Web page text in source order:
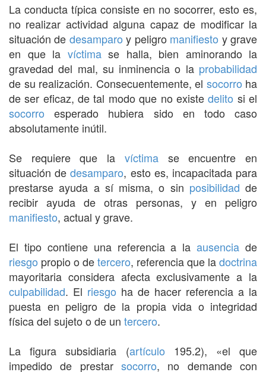
La conducta típica consiste en no socorrer, esto es,
no realizar actividad alguna capaz de modificar la
situación de desamparo y peligro manifiesto y grave
en que la víctimase halla, bien aminorando la
gravedad del mal, su inminencia o la probabilidad
de su realización. Consecuentemente, el socorro ha
de ser eficaz, de tal modo que no existedelito si el
socorro esperado hubiera sido en todo caso
absolutamente inútil.
Se requiere que la víctimase encuentre en
situación dedesamparo, esto es, incapacitada para
prestarse ayuda a sí misma, o sin posibilidad de
recibir ayuda de otras personas, y en peligro
manifiesto, actual y grave.
El tipo contiene una referencia a laausencia de
riesgo propio o detercero, referencia que ladoctrina
mayoritaria considera afecta exclusivamente a la
culpabilidad. El riesgo ha de hacer referencia a la
puesta en peligro de la propia vida o integridad
física del sujeto o de un tercero.
La figura subsidiaria (artículo 195.2), «el que
impedido de prestar socorro, no demande con